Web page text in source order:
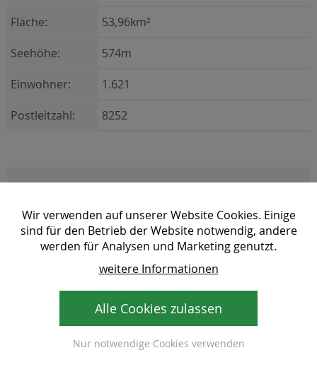
Fläche:
53,96km²
Seehöhe:
574m
Einwohner:
1.621
Postleitzahl:
8252
Kontakt
Gemeinde Waldbach-Mönichwald
Karnerviertel 8, 8252 Mönichwald
Tel: +43 3336 4478, Fax: +43 3336 4478-4
Wir verwenden auf unserer Website Cookies. Einige
sind für den Betrieb der Website notwendig, andere
werden für Analysen und Marketing genutzt.
weitere Informationen
Alle Cookies zulassen
Nur notwendige Cookies verwenden